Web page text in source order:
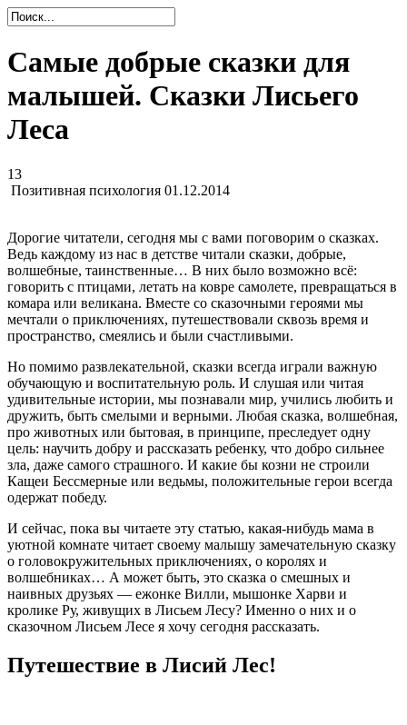
Самые добрые сказки для
малышей. Сказки Лисьего
Леса
13
Позитивная психология 01.12.2014
Дорогие читатели, сегодня мы с вами поговорим о сказках.
Ведь каждому из нас в детстве читали сказки, добрые,
волшебные, таинственные… В них было возможно всё:
говорить с птицами, летать на ковре самолете, превращаться в
комара или великана. Вместе со сказочными героями мы
мечтали о приключениях, путешествовали сквозь время и
пространство, смеялись и были счастливыми.
Но помимо развлекательной, сказки всегда играли важную
обучающую и воспитательную роль. И слушая или читая
удивительные истории, мы познавали мир, учились любить и
дружить, быть смелыми и верными. Любая сказка, волшебная,
про животных или бытовая, в принципе, преследует одну
цель: научить добру и рассказать ребенку, что добро сильнее
зла, даже самого страшного. И какие бы козни не строили
Кащеи Бессмерные или ведьмы, положительные герои всегда
одержат победу.
И сейчас, пока вы читаете эту статью, какая-нибудь мама в
уютной комнате читает своему малышу замечательную сказку
о головокружительных приключениях, о королях и
волшебниках… А может быть, это сказка о смешных и
наивных друзьях — ежонке Вилли, мышонке Харви и
кролике Ру, живущих в Лисьем Лесу? Именно о них и о
сказочном Лисьем Лесе я хочу сегодня рассказать.
Путешествие в Лисий Лес!